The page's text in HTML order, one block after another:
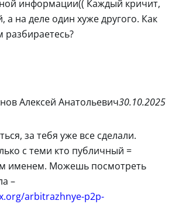
информации(( Каждый кричит,
а на деле один хуже другого. Как
разбираетесь?
Алексей Анатольевич30.10.2025
за тебя уже все сделали.
с теми кто публичный =
именем. Можешь посмотреть
–
arbitrazhnye-p2p-